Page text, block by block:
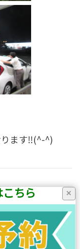
ます‼(^-^)
次の記事へ
×
ちら